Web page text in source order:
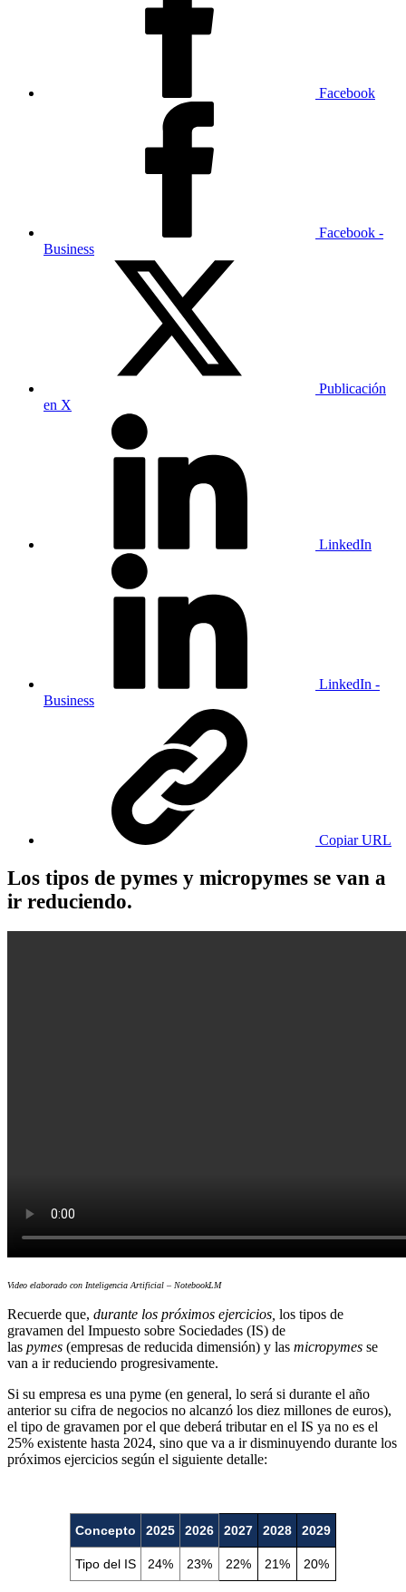
Facebook
Facebook -
Business
Publicación
en X
LinkedIn
LinkedIn -
Business
Copiar URL
Los tipos de pymes y micropymes se van a
ir reduciendo.
Video elaborado con Inteligencia Artificial – NotebookLM
Recuerde que, durante los próximos ejercicios, los tipos de
gravamen del Impuesto sobre Sociedades (IS) de
las pymes (empresas de reducida dimensión) y las micropymes se
van a ir reduciendo progresivamente.
Si su empresa es una pyme (en general, lo será si durante el año
anterior su cifra de negocios no alcanzó los diez millones de euros),
el tipo de gravamen por el que deberá tributar en el IS ya no es el
25% existente hasta 2024, sino que va a ir disminuyendo durante los
próximos ejercicios según el siguiente detalle:
Concepto 2025 2026 2027 2028 2029
Tipo del IS 24% 23% 22% 21% 20%